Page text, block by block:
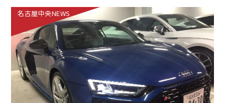
名古屋中央NEWS